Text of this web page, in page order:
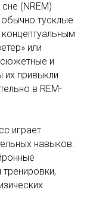
(NREM)
тусклые
или
и
их привыкли
в REM-
играет
навыков: